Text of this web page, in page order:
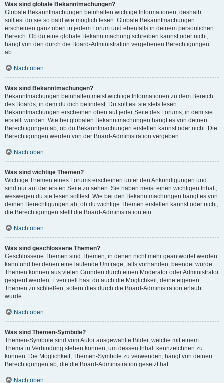
Was sind globale Bekanntmachungen?
Globale Bekanntmachungen beinhalten wichtige Informationen, deshalb
solltest du sie so bald wie möglich lesen. Globale Bekanntmachungen
erscheinen ganz oben in jedem Forum und ebenfalls in deinem persönlichen
Bereich. Ob du eine globale Bekanntmachung schreiben kannst oder nicht,
hängt von den durch die Board-Administration vergebenen Berechtigungen
ab.
Nach oben
Was sind Bekanntmachungen?
Bekanntmachungen beinhalten meist wichtige Informationen zu dem Bereich
des Boards, in dem du dich befindest. Du solltest sie stets lesen.
Bekanntmachungen erscheinen oben auf jeder Seite des Forums, in dem sie
erstellt wurden. Wie bei globalen Bekanntmachungen hängt es von deinen
Berechtigungen ab, ob du Bekanntmachungen erstellen kannst oder nicht. Die
Berechtigungen werden von der Board-Administration vergeben.
Nach oben
Was sind wichtige Themen?
Wichtige Themen eines Forums erscheinen unter den Ankündigungen und
sind nur auf der ersten Seite zu sehen. Sie haben meist einen wichtigen Inhalt,
weswegen du sie lesen solltest. Wie bei den Bekanntmachungen hängt es von
deinen Berechtigungen ab, ob du wichtige Themen erstellen kannst oder nicht;
die Berechtigungen stellt die Board-Administration ein.
Nach oben
Was sind geschlossene Themen?
Geschlossene Themen sind Themen, in denen nicht mehr geantwortet werden
kann und bei denen eine laufende Umfrage, falls vorhanden, beendet wurde.
Themen können aus vielen Gründen durch einen Moderator oder Administrator
gesperrt werden. Eventuell hast du auch die Möglichkeit, deine eigenen
Themen zu schließen, sofern dies durch die Board-Administration erlaubt
wurde.
Nach oben
Was sind Themen-Symbole?
Themen-Symbole sind vom Autor ausgewählte Bilder, welche mit einem
Thema in Verbindung stehen können, um dessen Inhalt kennzeichnen zu
können. Die Möglichkeit, Themen-Symbole zu verwenden, hängt von deinen
Berechtigungen ab, die die Board-Administration gesetzt hat.
Nach oben